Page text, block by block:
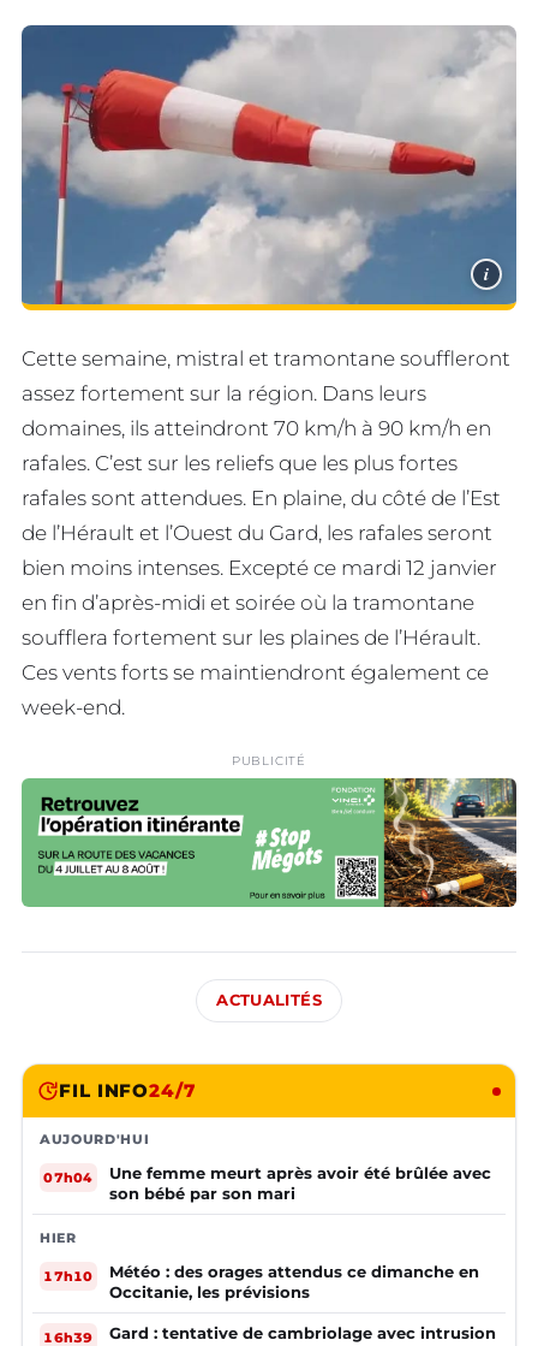
i
Cette semaine, mistral et tramontane souffleront
assez fortement sur la région. Dans leurs
domaines, ils atteindront 70 km/h à 90 km/h en
rafales. C’est sur les reliefs que les plus fortes
rafales sont attendues. En plaine, du côté de l’Est
de l’Hérault et l’Ouest du Gard, les rafales seront
bien moins intenses. Excepté ce mardi 12 janvier
en fin d’après-midi et soirée où la tramontane
soufflera fortement sur les plaines de l’Hérault.
Ces vents forts se maintiendront également ce
week-end.
PUBLICITÉ
ACTUALITÉS
FIL INFO24/7
AUJOURD'HUI
07h04
Une femme meurt après avoir été brûlée avec
son bébé par son mari
HIER
17h10
Météo : des orages attendus ce dimanche en
Occitanie, les prévisions
16h39
Gard : tentative de cambriolage avec intrusion